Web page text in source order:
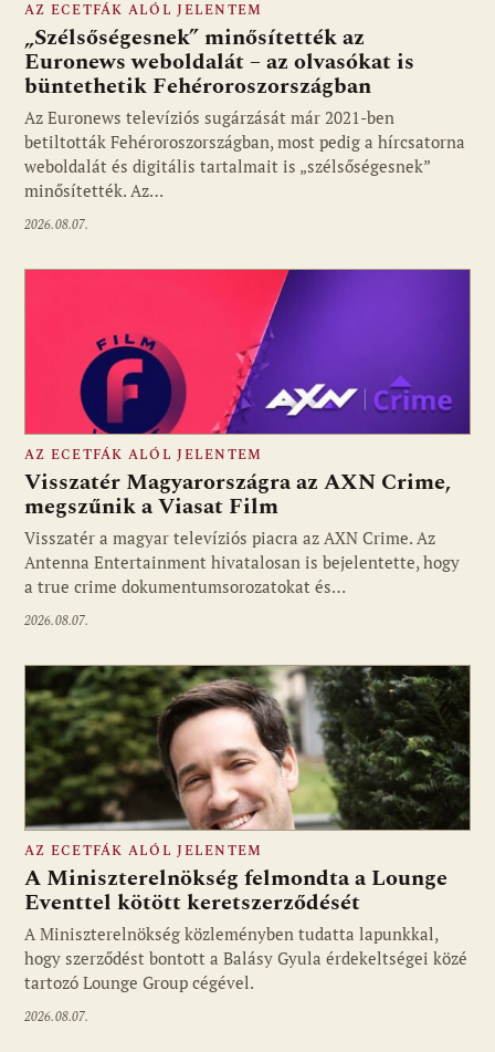
Fotó: media1.hu
AZ ECETFÁK ALÓL JELENTEM
„Szélsőségesnek” minősítették az
Euronews weboldalát – az olvasókat is
büntethetik Fehéroroszországban
Az Euronews televíziós sugárzását már 2021-ben
betiltották Fehéroroszországban, most pedig a hírcsatorna
weboldalát és digitális tartalmait is „szélsőségesnek”
minősítették. Az…
2026.08.07.
Fotó: media1.hu
AZ ECETFÁK ALÓL JELENTEM
Visszatér Magyarországra az AXN Crime,
megszűnik a Viasat Film
Visszatér a magyar televíziós piacra az AXN Crime. Az
Antenna Entertainment hivatalosan is bejelentette, hogy
a true crime dokumentumsorozatokat és…
2026.08.07.
Fotó: media1.hu
AZ ECETFÁK ALÓL JELENTEM
A Miniszterelnökség felmondta a Lounge
Eventtel kötött keretszerződését
A Miniszterelnökség közleményben tudatta lapunkkal,
hogy szerződést bontott a Balásy Gyula érdekeltségei közé
tartozó Lounge Group cégével.
2026.08.07.